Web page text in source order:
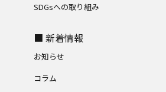
SDGsへの取り組み
■ 新着情報
お知らせ
コラム